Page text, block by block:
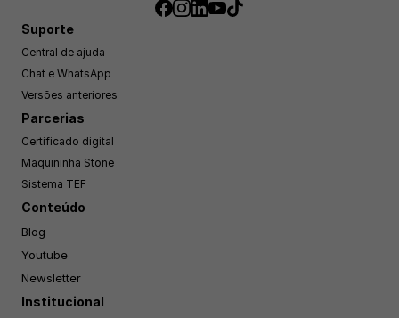
Suporte
Central de ajuda
Chat e WhatsApp
Versões anteriores
Parcerias
Certificado digital
Maquininha Stone
Sistema TEF
Conteúdo
Blog
Youtube
Newsletter
Institucional